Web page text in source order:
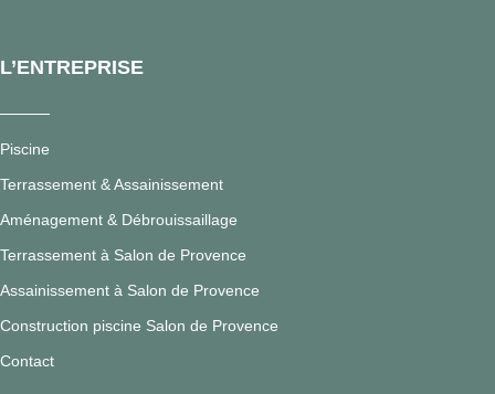
L’ENTREPRISE
Piscine
Terrassement & Assainissement
Aménagement & Débrouissaillage
Terrassement à Salon de Provence
Assainissement à Salon de Provence
Construction piscine Salon de Provence
Contact